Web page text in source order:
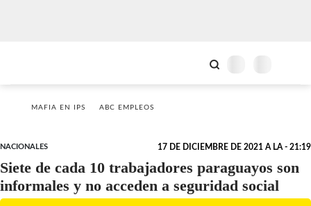
MAFIA EN IPS ABC EMPLEOS
NACIONALES 17 DE DICIEMBRE DE 2021 A LA - 21:19
Siete de cada 10 trabajadores paraguayos son
informales y no acceden a seguridad social